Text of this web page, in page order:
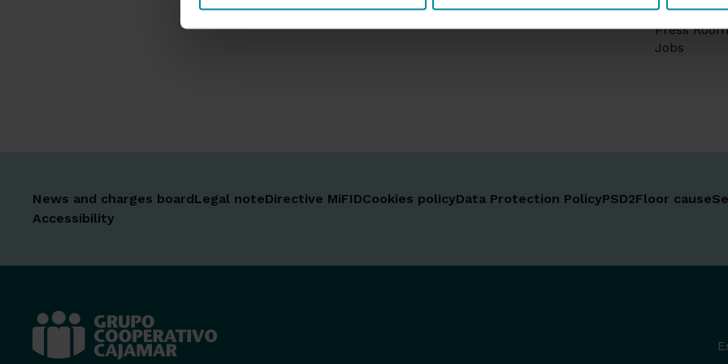
Asocia2.0...The Members' Club
Social fund
Press Room
Jobs
News and charges boardLegal noteDirective MiFIDCookies policyData Protection PolicyPSD2Floor cause
Accessibility